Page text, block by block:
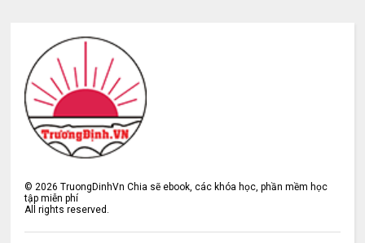
©2026 TruongDinhVn Chia sẽ ebook, các khóa học, phần mềm học
tập miễn phí
All rights reserved.